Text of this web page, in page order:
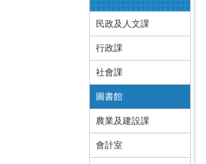
民政及人文課
行政課
社會課
圖書館
農業及建設課
會計室